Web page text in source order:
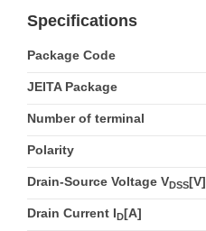
Specifications
Package Code
JEITA Package
Number of terminal
Polarity
Drain-Source Voltage VDSS[V]
Drain Current ID[A]